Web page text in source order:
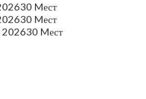
30 Mест
30 Mест
202630 Mест